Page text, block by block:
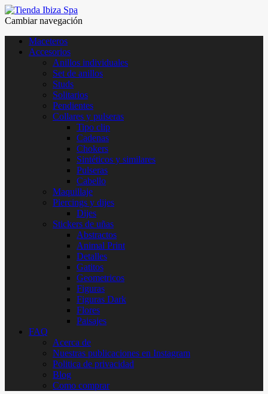
Cambiar navegación
Maceteros
Accesorios
Anillos individuales
Set de anillos
Studs
Solitarios
Pendientes
Collares y pulseras
Tipo clip
Cadenas
Chokers
Sintéticos y similares
Pulseras
Cabello
Maquillaje
Piercings y dijes
Dijes
Stickers de uñas
Abstractos
Animal Print
Detalles
Gatitos
Geometricos
Figuras
Figuras Dark
Flores
Paisajes
FAQ
Acerca de
Nuestras publicaciones en Instagram
Politica de privacidad
Blog
Como comprar